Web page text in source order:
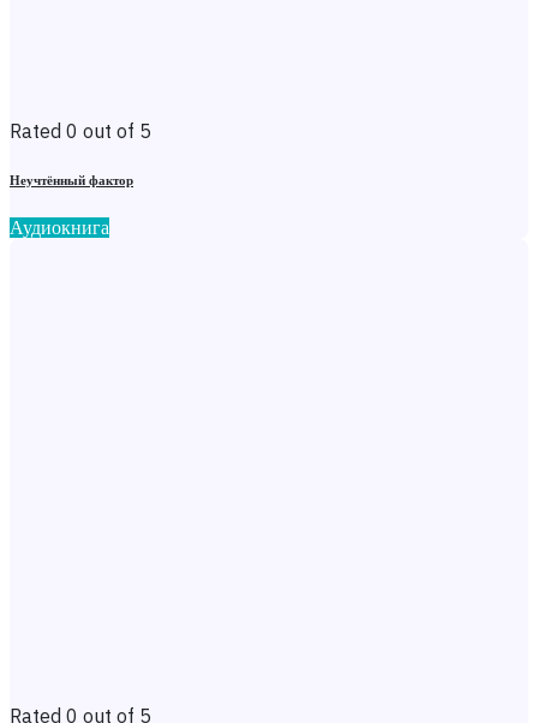
Rated 0 out of 5
Неучтённый фактор
Аудиокнига
Rated 0 out of 5